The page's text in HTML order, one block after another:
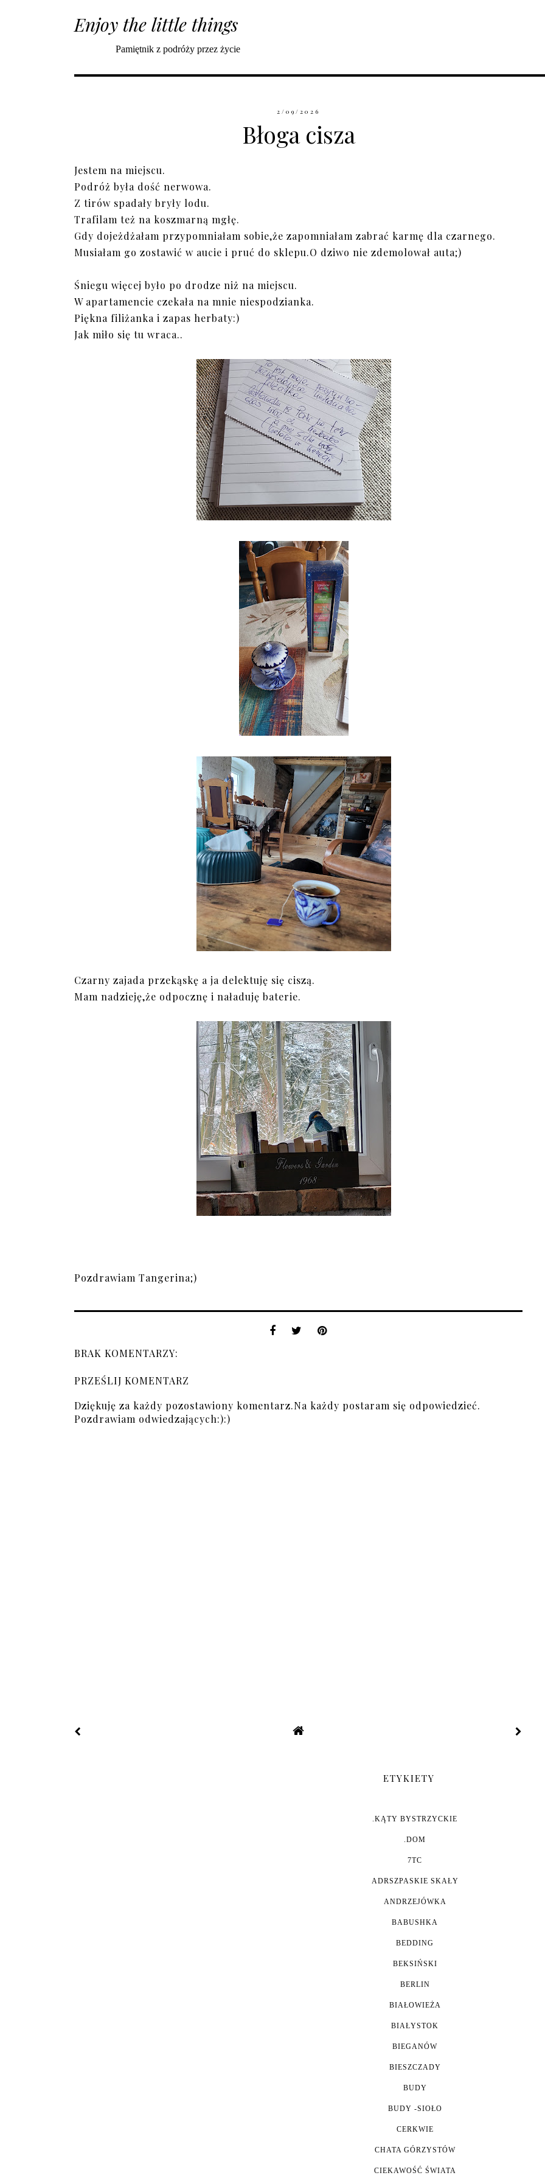
Enjoy the little things
Pamiętnik z podróży przez życie
2/09/2026
Błoga cisza
Jestem na miejscu.
Podróż była dość nerwowa.
Z tirów spadały bryły lodu.
Trafilam też na koszmarną mgłę.
Gdy dojeżdżałam przypomniałam sobie,że zapomniałam zabrać karmę dla czarnego.
Musiałam go zostawić w aucie i pruć do sklepu.O dziwo nie zdemolował auta;)
Śniegu więcej było po drodze niż na miejscu.
W apartamencie czekała na mnie niespodzianka.
Piękna filiżanka i zapas herbaty:)
Jak miło się tu wraca..
Czarny zajada przekąskę a ja delektuję się ciszą.
Mam nadzieję,że odpocznę i naładuję baterie.
Pozdrawiam Tangerina;)
BRAK KOMENTARZY:
PRZEŚLIJ KOMENTARZ
Dziękuję za każdy pozostawiony komentarz.Na każdy postaram się odpowiedzieć.
Pozdrawiam odwiedzających:):)
ETYKIETY
.KĄTY BYSTRZYCKIE
.DOM
7TC
ADRSZPASKIE SKAŁY
ANDRZEJÓWKA
BABUSHKA
BEDDING
BEKSIŃSKI
BERLIN
BIAŁOWIEŻA
BIAŁYSTOK
BIEGANÓW
BIESZCZADY
BUDY
BUDY -SIOŁO
CERKWIE
CHATA GÓRZYSTÓW
CIEKAWOŚĆ ŚWIATA